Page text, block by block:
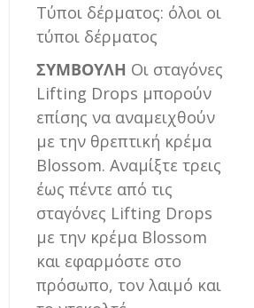
Τύποι δέρματος: όλοι οι
τύποι δέρματος
ΣΥΜΒΟΥΛΗ Οι σταγόνες
Lifting Drops μπορούν
επίσης να αναμειχθούν
με την θρεπτική κρέμα
Blossom. Αναμίξτε τρεις
έως πέντε από τις
σταγόνες Lifting Drops
με την κρέμα Blossom
και εφαρμόστε στο
πρόσωπο, τον λαιμό και